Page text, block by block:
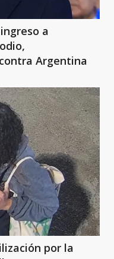
a
Argentina
por la